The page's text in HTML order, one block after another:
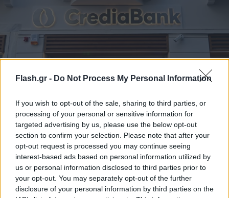
Flash.gr - Do Not Process My Personal Information
If you wish to opt-out of the sale, sharing to third parties, or
processing of your personal or sensitive information for
targeted advertising by us, please use the below opt-out
section to confirm your selection. Please note that after your
opt-out request is processed you may continue seeing
interest-based ads based on personal information utilized by
us or personal information disclosed to third parties prior to
your opt-out. You may separately opt-out of the further
disclosure of your personal information by third parties on the
Credia Bank: Λύσεις «5 αστέρων» για
ξενοδοχειακές επιχειρήσεις
Ολοκληρωμένη τραπεζική &επιχειρηματική προσέγγιση που
αναβαθμίζει κάθε σύγχρονη ξενοδοχειακή επιχείρηση.
26.05.2026 16:48
Νίκος